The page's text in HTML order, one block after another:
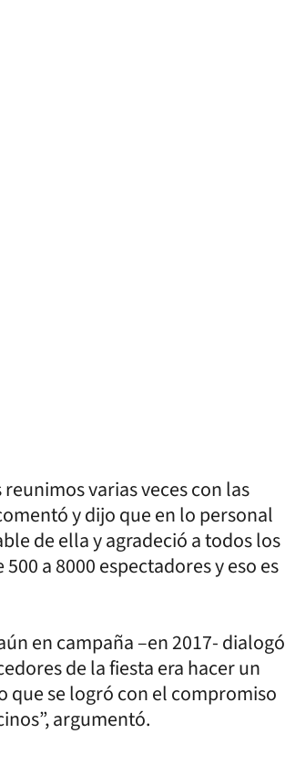
varias veces con las
y dijo que en lo personal
de ella y agradeció a todos los
a 8000 espectadores y eso es
en campaña –en 2017- dialogó
de la fiesta era hacer un
que se logró con el compromiso
argumentó.